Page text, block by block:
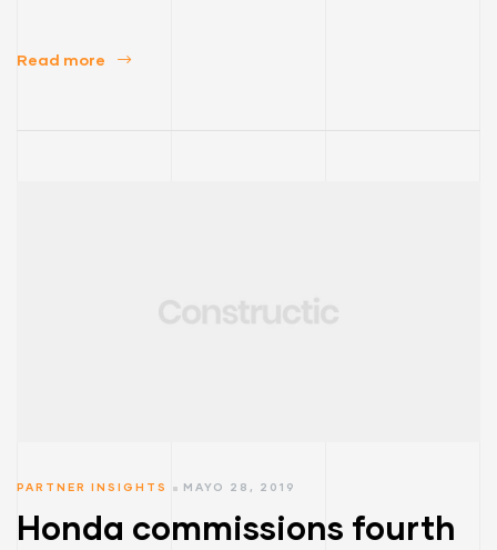
Read more
PARTNER INSIGHTS MAYO 28, 2019
Honda commissions fourth